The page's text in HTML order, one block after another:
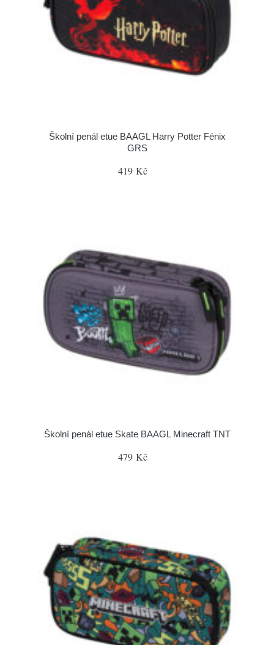
Školní penál etue BAAGL Harry Potter Fénix
GRS
419 Kč
Školní penál etue Skate BAAGL Minecraft TNT
479 Kč